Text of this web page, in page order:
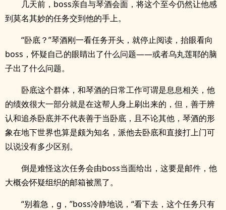
几天前，boss亲自与琴酒会面，将这个至今仍然让他感
到莫名其妙的任务交到他的手上。
“卧底？”琴酒刚一看任务开头，就停止阅读，抬眼看向
boss，怀疑自己的眼睛出了什么问题——或者乌丸莲耶的脑
子出了什么问题。
卧底这个群体，和琴酒的日常工作可谓是息息相关，他
的绩效很大一部分就是在这帮人身上刷出来的，但，善于辨
认和追杀卧底并不代表善于当卧底，且不论其他，琴酒的形
象在地下世界也算是颇为知名，派他去卧底和直接打上门可
以说没有多少区别。
倒是难怪这次任务会由boss当面给出，这要是邮件，他
大概会怀疑组织的邮箱被黑了。
“别着急，g，”boss冷静地说，“看下去，这个任务只有